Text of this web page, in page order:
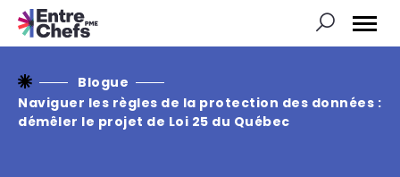
la
du
Blogue
Naviguer les règles de la protection des données :
démêler le projet de Loi 25 du Québec